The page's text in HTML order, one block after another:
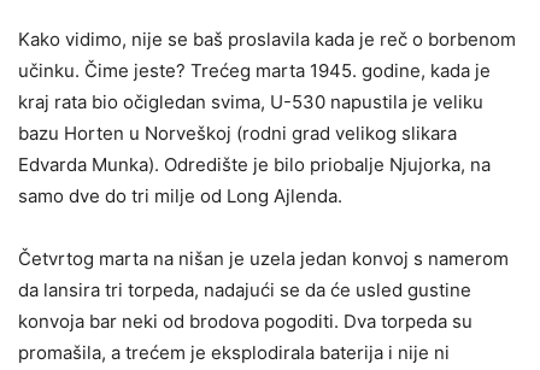
Kako vidimo, nije se baš proslavila kada je reč o borbenom
učinku. Čime jeste? Trećeg marta 1945. godine, kada je
kraj rata bio očigledan svima, U-530 napustila je veliku
bazu Horten u Norveškoj (rodni grad velikog slikara
Edvarda Munka). Odredište je bilo priobalje Njujorka, na
samo dve do tri milje od Long Ajlenda.
Četvrtog marta na nišan je uzela jedan konvoj s namerom
da lansira tri torpeda, nadajući se da će usled gustine
konvoja bar neki od brodova pogoditi. Dva torpeda su
promašila, a trećem je eksplodirala baterija i nije ni